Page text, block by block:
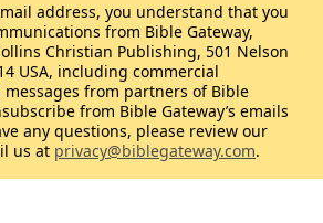
address, you understand that you
from Bible Gateway,
Christian Publishing, 501 Nelson
USA, including commercial
from partners of Bible
from Bible Gateway’s emails
any questions, please review our
us at privacy@biblegateway.com.